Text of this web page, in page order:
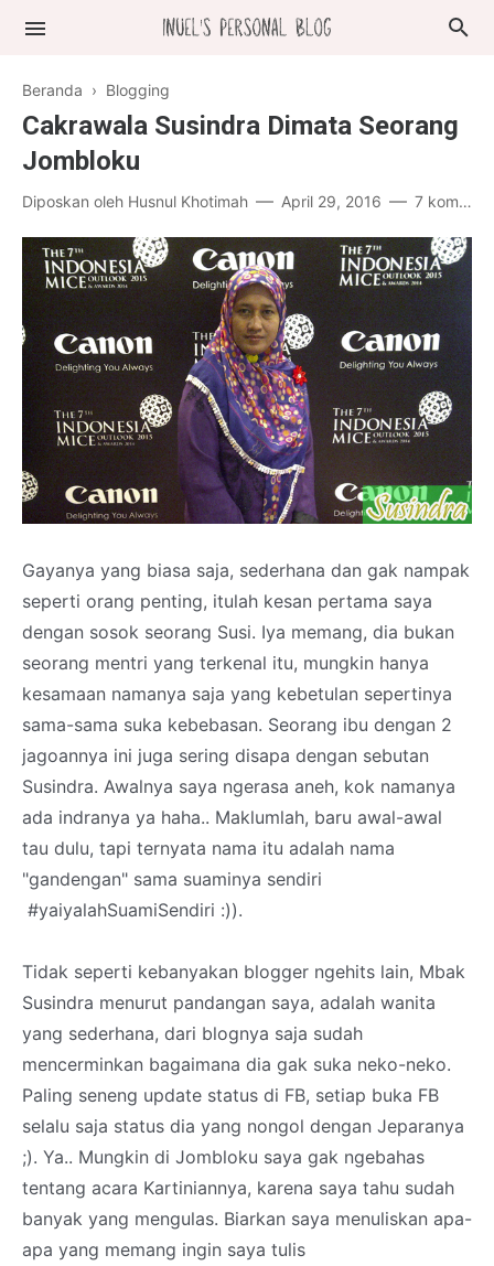
Beranda › Blogging
Cakrawala Susindra Dimata Seorang
Jombloku
Diposkan oleh Husnul Khotimah April 29, 2016 7 komentar
Gayanya yang biasa saja, sederhana dan gak nampak
seperti orang penting, itulah kesan pertama saya
dengan sosok seorang Susi. Iya memang, dia bukan
seorang mentri yang terkenal itu, mungkin hanya
kesamaan namanya saja yang kebetulan sepertinya
sama-sama suka kebebasan. Seorang ibu dengan 2
jagoannya ini juga sering disapa dengan sebutan
Susindra. Awalnya saya ngerasa aneh, kok namanya
ada indranya ya haha.. Maklumlah, baru awal-awal
tau dulu, tapi ternyata nama itu adalah nama
"gandengan" sama suaminya sendiri
#yaiyalahSuamiSendiri :)).
Tidak seperti kebanyakan blogger ngehits lain, Mbak
Susindra menurut pandangan saya, adalah wanita
yang sederhana, dari blognya saja sudah
mencerminkan bagaimana dia gak suka neko-neko.
Paling seneng update status di FB, setiap buka FB
selalu saja status dia yang nongol dengan Jeparanya
;). Ya.. Mungkin di Jombloku saya gak ngebahas
tentang acara Kartiniannya, karena saya tahu sudah
banyak yang mengulas. Biarkan saya menuliskan apa-
apa yang memang ingin saya tulis